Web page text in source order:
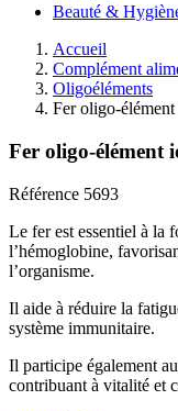
Beauté &
Accueil
Complément
Oligoéléments
Fer oligo-
Fer oligo-élément
Référence 5693
Le fer est essentiel à la
l’hémoglobine,
l’organisme.
Il aide à réduire la
système immunitaire.
Il participe également
contribuant à vitalité et